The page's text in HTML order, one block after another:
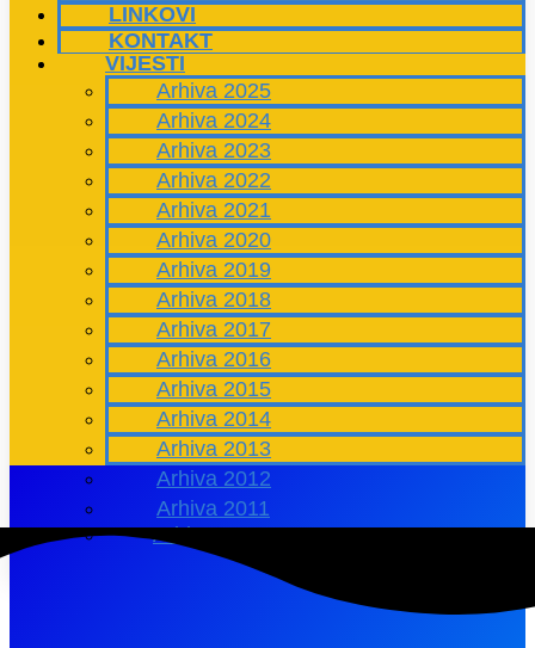
LINKOVI
KONTAKT
VIJESTI
Arhiva 2025
Arhiva 2024
Arhiva 2023
Arhiva 2022
Arhiva 2021
Arhiva 2020
Arhiva 2019
Arhiva 2018
Arhiva 2017
Arhiva 2016
Arhiva 2015
Arhiva 2014
Arhiva 2013
Arhiva 2012
Arhiva 2011
Arhiva 2010